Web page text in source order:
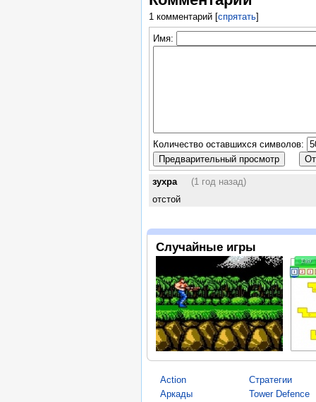
1 комментарий[спрятать]
Имя:
Количество оставшихся символов:
зухра
(1 год назад)
отстой
Случайные игры
Action
Аркады
Стратегии
Tower Defence